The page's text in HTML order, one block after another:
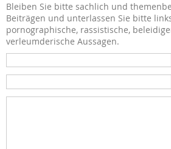
Bleiben Sie bitte sachlich und
Beiträgen und unterlassen Sie bitte
pornographische, rassistische,
verleumderische Aussagen.